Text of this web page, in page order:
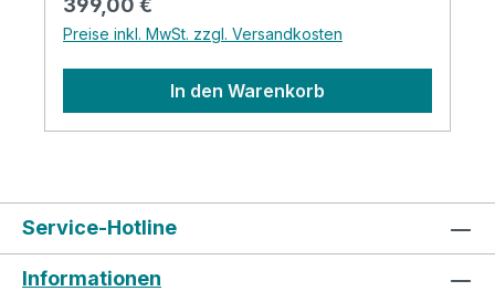
399,00 €
Preise inkl. MwSt. zzgl. Versandkosten
In den Warenkorb
Service-Hotline
Informationen